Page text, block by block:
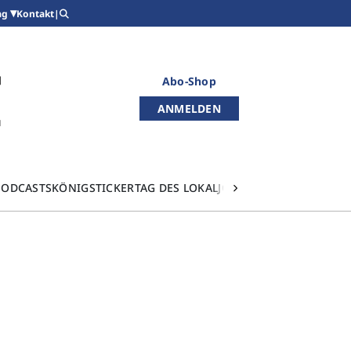
Kontakt|
Abo-Shop
ANMELDEN
KÖNIGSTICKERTAG DES LOKALJOURNALISMUS